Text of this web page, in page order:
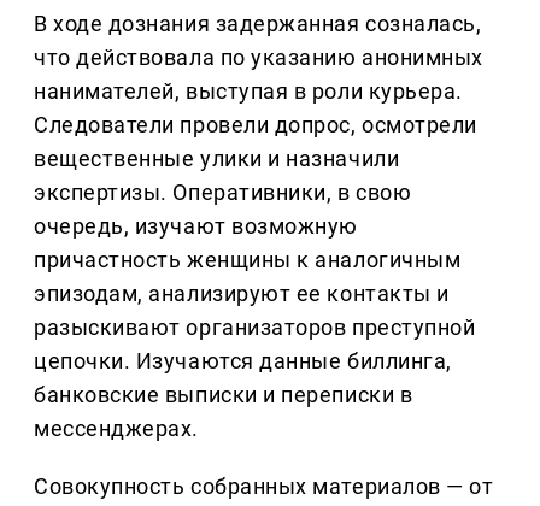
В ходе дознания задержанная созналась,
что действовала по указанию анонимных
нанимателей, выступая в роли курьера.
Следователи провели допрос, осмотрели
вещественные улики и назначили
экспертизы. Оперативники, в свою
очередь, изучают возможную
причастность женщины к аналогичным
эпизодам, анализируют ее контакты и
разыскивают организаторов преступной
цепочки. Изучаются данные биллинга,
банковские выписки и переписки в
мессенджерах.
Совокупность собранных материалов — от